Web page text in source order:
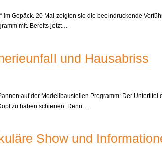
Gepäck. 20 Mal zeigten sie die beeindruckende
mit. Bereits jetzt…
und Hausabriss
auf der Modellbaustellen Programm: Der Untertitel
zu haben schienen. Denn…
Show und